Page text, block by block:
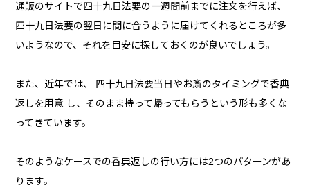
通販のサイトで四十九日法要の一週間前までに注文を行えば、
四十九日法要の翌日に間に合うように届けてくれるところが多
いようなので、それを目安に探しておくのが良いでしょう。
また、近年では、 四十九日法要当日やお斎のタイミングで香典
返しを用意 し、そのまま持って帰ってもらうという形も多くな
ってきています。
そのようなケースでの香典返しの行い方には2つのパターンがあ
ります。